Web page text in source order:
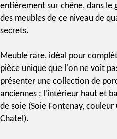
entièrement sur chêne, dans le
des meubles de ce niveau de
secrets.
Meuble rare, idéal pour
pièce unique que l'on ne voit
présenter une collection de
anciennes ; l'intérieur haut et
de soie (Soie Fontenay, couleur
Chatel).